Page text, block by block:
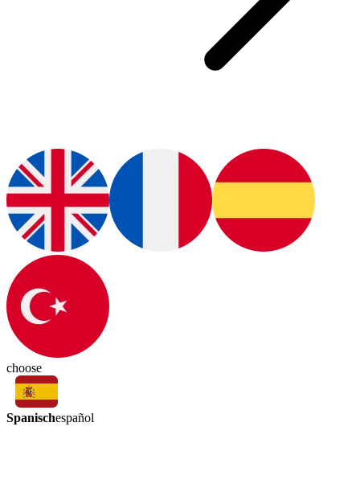
choose
Spanischespañol